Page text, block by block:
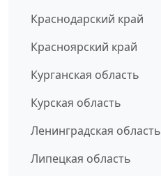
Краснодарский край
Красноярский край
Курганская область
Курская область
Ленинградская область
Липецкая область